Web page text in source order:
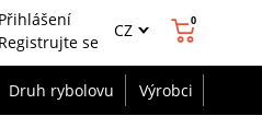
Přihlášení
Registrujte se
CZ 0
Druh rybolovu Výrobci